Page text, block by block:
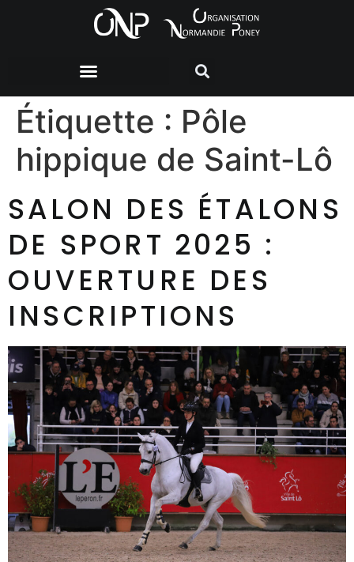
Étiquette : Pôle
hippique de Saint-Lô
SALON DES ÉTALONS
DE SPORT 2025 :
OUVERTURE DES
INSCRIPTIONS